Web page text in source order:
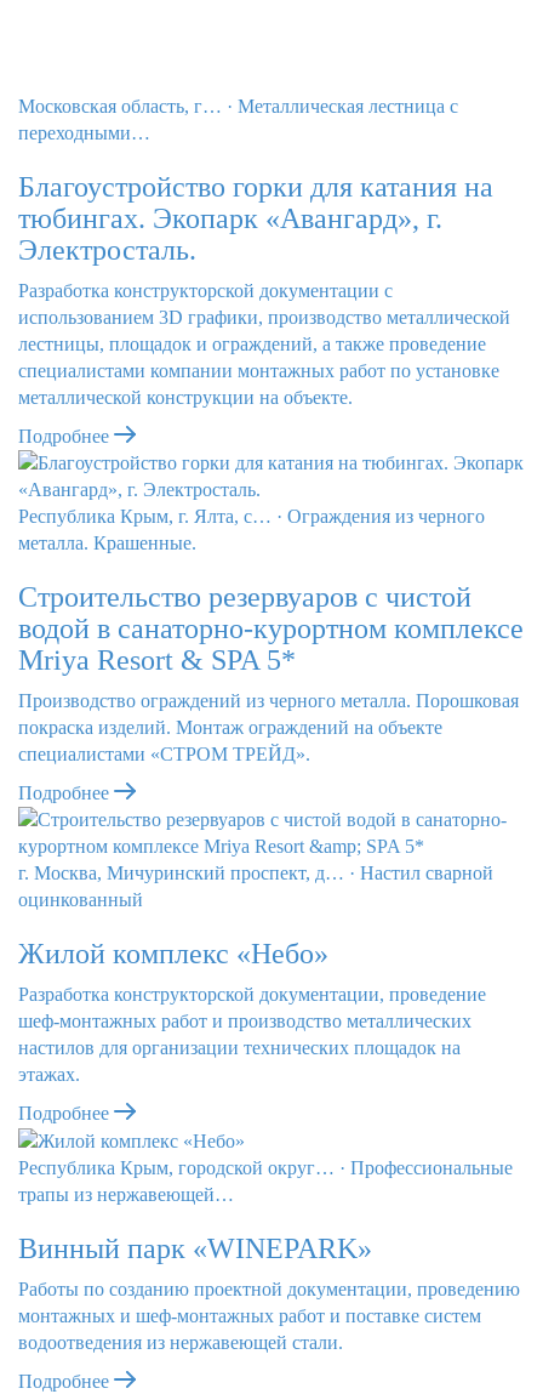
Московская область, г… · Металлическая лестница с
переходными…
Благоустройство горки для катания на
тюбингах. Экопарк «Авангард», г.
Электросталь.
Разработка конструкторской документации с
использованием 3D графики, производство металлической
лестницы, площадок и ограждений, а также проведение
специалистами компании монтажных работ по установке
металлической конструкции на объекте.
Подробнее
Республика Крым, г. Ялта, с… · Ограждения из черного
металла. Крашенные.
Строительство резервуаров с чистой
водой в санаторно-курортном комплексе
Mriya Resort & SPA 5*
Производство ограждений из черного металла. Порошковая
покраска изделий. Монтаж ограждений на объекте
специалистами «СТРОМ ТРЕЙД».
Подробнее
г. Москва, Мичуринский проспект, д… · Настил сварной
оцинкованный
Жилой комплекс «Небо»
Разработка конструкторской документации, проведение
шеф-монтажных работ и производство металлических
настилов для организации технических площадок на
этажах.
Подробнее
Республика Крым, городской округ… · Профессиональные
трапы из нержавеющей…
Винный парк «WINEPARK»
Работы по созданию проектной документации, проведению
монтажных и шеф-монтажных работ и поставке систем
водоотведения из нержавеющей стали.
Подробнее